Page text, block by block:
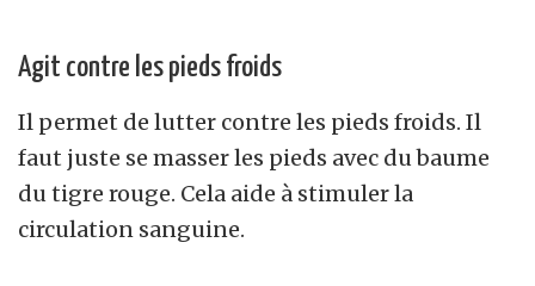
Agit contre les pieds froids
Il permet de lutter contre les pieds froids. Il
faut juste se masser les pieds avec du baume
du tigre rouge. Cela aide à stimuler la
circulation sanguine.